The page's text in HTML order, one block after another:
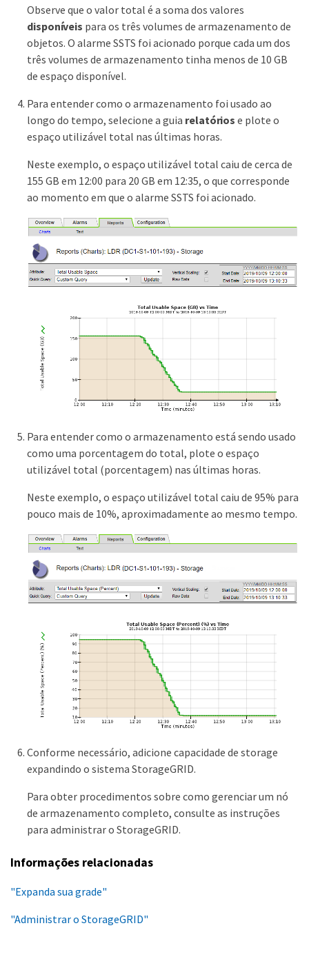
Observe que o valor total é a soma dos valores
disponíveis para os três volumes de armazenamento de
objetos. O alarme SSTS foi acionado porque cada um dos
três volumes de armazenamento tinha menos de 10 GB
de espaço disponível.
Para entender como o armazenamento foi usado ao
longo do tempo, selecione a guia relatórios e plote o
espaço utilizável total nas últimas horas.
Neste exemplo, o espaço utilizável total caiu de cerca de
155 GB em 12:00 para 20 GB em 12:35, o que corresponde
ao momento em que o alarme SSTS foi acionado.
Para entender como o armazenamento está sendo usado
como uma porcentagem do total, plote o espaço
utilizável total (porcentagem) nas últimas horas.
Neste exemplo, o espaço utilizável total caiu de 95% para
pouco mais de 10%, aproximadamente ao mesmo tempo.
Conforme necessário, adicione capacidade de storage
expandindo o sistema StorageGRID.
Para obter procedimentos sobre como gerenciar um nó
de armazenamento completo, consulte as instruções
para administrar o StorageGRID.
Informações relacionadas
"Expanda sua grade"
"Administrar o StorageGRID"